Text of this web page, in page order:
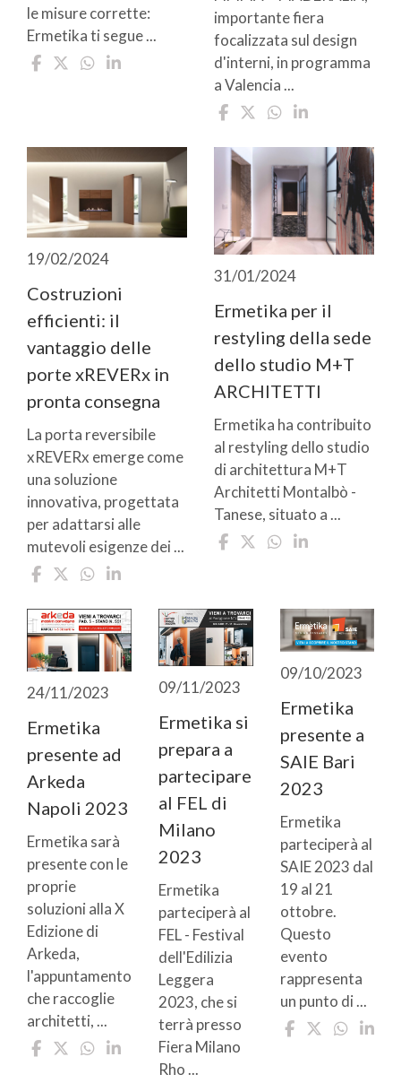
le misure corrette:
Ermetika ti segue ...
importante fiera
focalizzata sul design
d'interni, in programma
a Valencia ...
19/02/2024
Costruzioni
efficienti: il
vantaggio delle
porte xREVERx in
pronta consegna
La porta reversibile
xREVERx emerge come
una soluzione
innovativa, progettata
per adattarsi alle
mutevoli esigenze dei ...
31/01/2024
Ermetika per il
restyling della sede
dello studio M+T
ARCHITETTI
Ermetika ha contribuito
al restyling dello studio
di architettura M+T
Architetti Montalbò -
Tanese, situato a ...
24/11/2023
Ermetika
presente ad
Arkeda
Napoli 2023
Ermetika sarà
presente con le
proprie
soluzioni alla X
Edizione di
Arkeda,
l'appuntamento
che raccoglie
architetti, ...
09/11/2023
Ermetika si
prepara a
partecipare
al FEL di
Milano
2023
Ermetika
parteciperà al
FEL - Festival
dell'Edilizia
Leggera
2023, che si
terrà presso
Fiera Milano
Rho ...
09/10/2023
Ermetika
presente a
SAIE Bari
2023
Ermetika
parteciperà al
SAIE 2023 dal
19 al 21
ottobre.
Questo
evento
rappresenta
un punto di ...